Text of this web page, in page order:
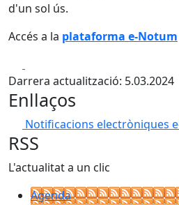
d'un sol ús.
Accés a la plataforma e-Notum
Darrera actualització: 5.03.2024
Enllaços
Notificacions electròniques
RSS
L'actualitat a un clic
Agenda